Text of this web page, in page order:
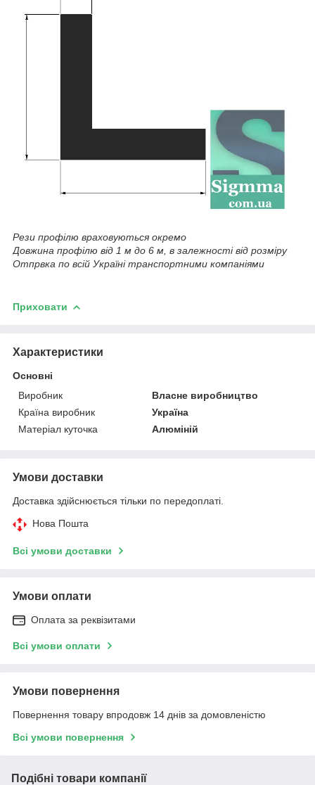
Рези профілю враховуються окремо
Довжина профілю від 1 м до 6 м, в залежності від розміру
Отпрвка по всій Україні транспортними компаніями
Приховати
Характеристики
Основні
Виробник
Власне виробництво
Країна виробник
Україна
Матеріал куточка
Алюміній
Умови доставки
Доставка здійснюється тільки по передоплаті.
Нова Пошта
Всі умови доставки
Умови оплати
Оплата за реквізитами
Всі умови оплати
Умови повернення
Повернення товару впродовж 14 днів за домовленістю
Всі умови повернення
Подібні товари компанії